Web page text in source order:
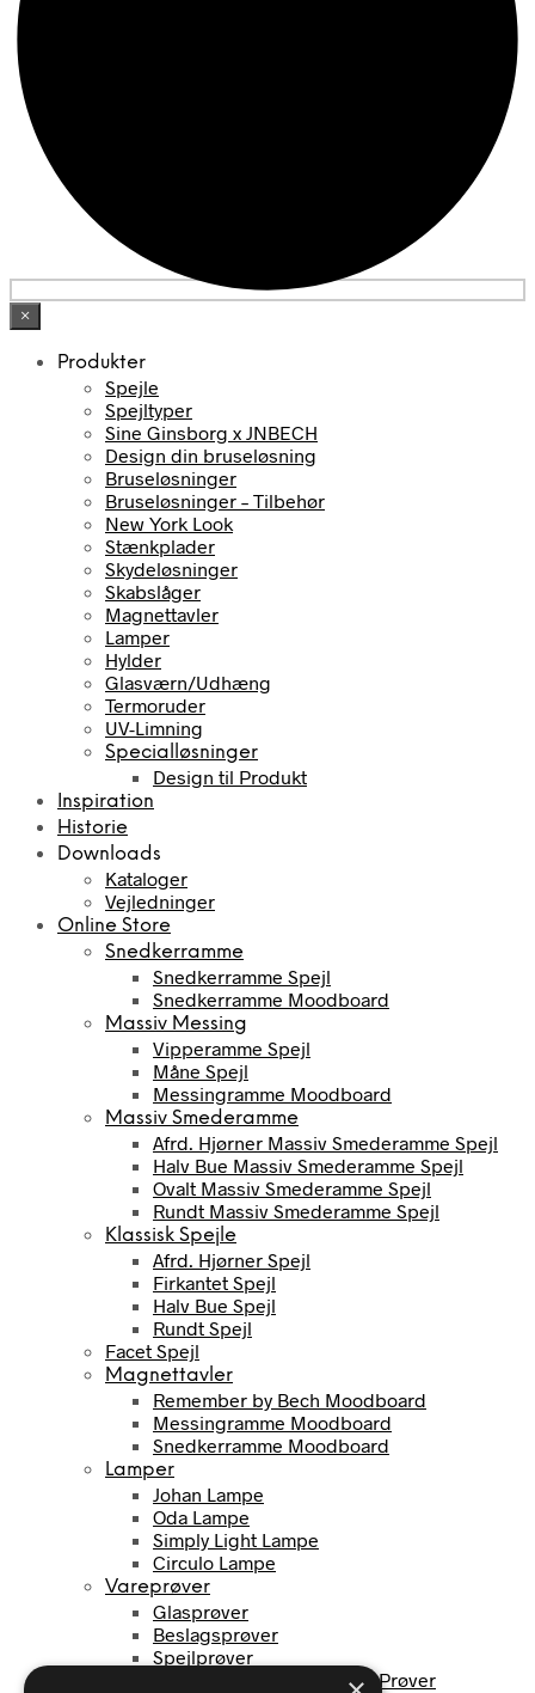
×
Produkter
Spejle
Spejltyper
Sine Ginsborg x JNBECH
Design din bruseløsning
Bruseløsninger
Bruseløsninger – Tilbehør
New York Look
Stænkplader
Skydeløsninger
Skabslåger
Magnettavler
Lamper
Hylder
Glasværn/Udhæng
Termoruder
UV-Limning
Specialløsninger
Design til Produkt
Inspiration
Historie
Downloads
Kataloger
Vejledninger
Online Store
Snedkerramme
Snedkerramme Spejl
Snedkerramme Moodboard
Massiv Messing
Vipperamme Spejl
Måne Spejl
Messingramme Moodboard
Massiv Smederamme
Afrd. Hjørner Massiv Smederamme Spejl
Halv Bue Massiv Smederamme Spejl
Ovalt Massiv Smederamme Spejl
Rundt Massiv Smederamme Spejl
Klassisk Spejle
Afrd. Hjørner Spejl
Firkantet Spejl
Halv Bue Spejl
Rundt Spejl
Facet Spejl
Magnettavler
Remember by Bech Moodboard
Messingramme Moodboard
Snedkerramme Moodboard
Lamper
Johan Lampe
Oda Lampe
Simply Light Lampe
Circulo Lampe
Vareprøver
Glasprøver
Beslagsprøver
Spejlprøver
Stænkpanel / Moodboard Prøver